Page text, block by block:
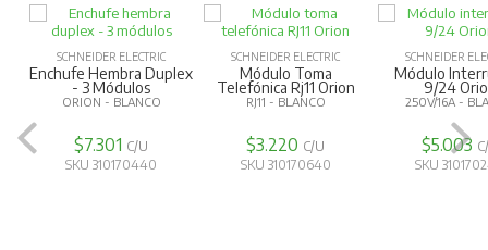
armadas (placa, soporte y módulos), placas modulares
(placa con soporte incluido) y casquetes sobrepuestos
(armados y modulares).
Una última innovación de la gama Genesis es la
protección ultravioleta activa durante toda la vida útil de
SCHNEIDER ELECTRIC
Enchufe Hembra Duplex
- 3 Módulos
ORION - BLANCO
$7.301 C/U
SKU 310170440
SCHNEIDER ELECTRIC
Módulo Toma
Telefónica Rj11 Orion
RJ11 - BLANCO
$3.220 C/U
SKU 310170640
SCHNEIDER
Módulo
9/24
250V/16A -
$5.003
SKU